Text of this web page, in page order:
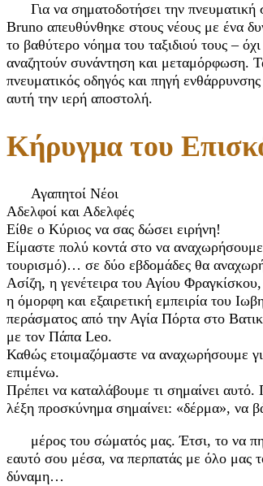
Για να σηματοδοτήσει την
Bruno απευθύνθηκε στους νέους με ένα
το βαθύτερο νόημα του ταξιδιού τους –
αναζητούν συνάντηση και μεταμόρφωση.
πνευματικός οδηγός και πηγή
αυτή την ιερή αποστολή.
Κήρυγμα του
Αγαπητοί Νέοι
Αδελφοί και Αδελφές
Είθε ο Κύριος να σας δώσει ειρήνη!
Είμαστε πολύ κοντά στο να
τουρισμό)… σε δύο εβδομάδες θα
Ασίζη, η γενέτειρα του Αγίου
η όμορφη και εξαιρετική εμπειρία του
περάσματος από την Αγία Πόρτα στο
με τον Πάπα Leo.
Καθώς ετοιμαζόμαστε να αναχωρήσουμε
επιμένω.
Πρέπει να καταλάβουμε τι σημαίνει αυτό.
λέξη προσκύνημα σημαίνει: «δέρμα», να
μέρος του σώματός μας. Έτσι, το να
εαυτό σου μέσα, να περπατάς με όλο μας
δύναμη…